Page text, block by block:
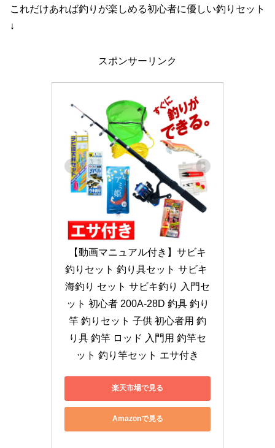
これだけあれば釣りが楽しめる初心者に優しい釣りセット
↓
スポンサーリンク
【動画マニュアル付き】サビキ
釣りセット 釣り具セット サビキ
海釣り セット サビキ釣り 入門セ
ット 初心者 200A-28D 釣具 釣り
竿 釣りセット 子供 初心者用 釣
り具 釣竿 ロッド 入門用 釣竿セ
ット 釣り竿セット エサ付き
楽天市場で見る
Amazonで見る